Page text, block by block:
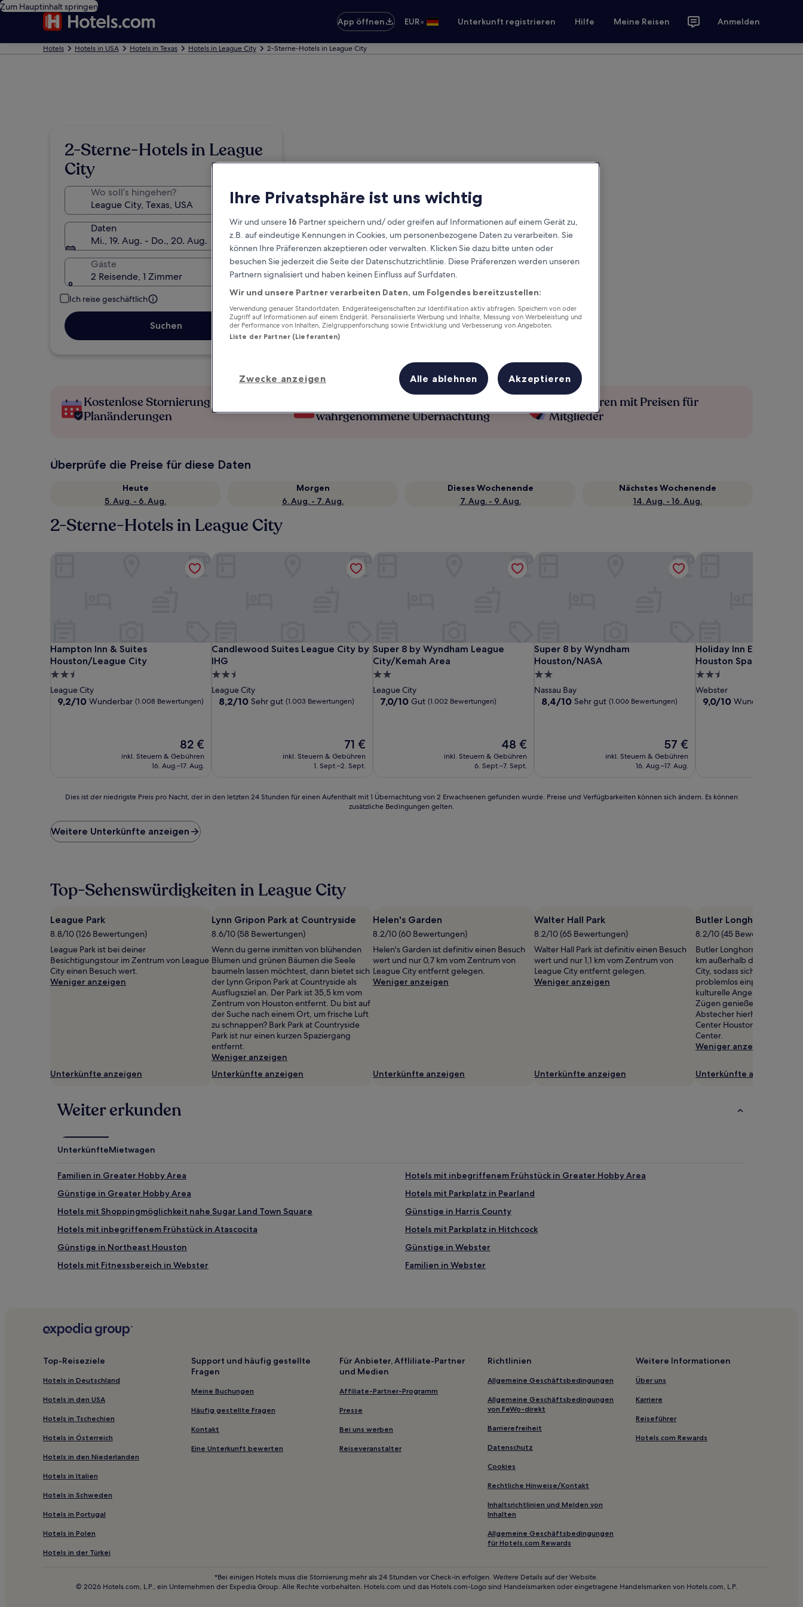
Zum Hauptinhalt springen
App öffnen
EUR• Unterkunft registrieren Hilfe Meine Reisen Anmelden
Hotels Hotels in USA Hotels in Texas Hotels in League City 2-Sterne-Hotels in League City
2-Sterne-Hotels in League
City
Wo soll’s hingehen?
Daten
Mi., 19. Aug. - Do., 20. Aug.
Gäste
2 Reisende, 1 Zimmer
Ich reise geschäftlich
Suchen
Kostenlose Stornierung bei
Planänderungen
wahrgenommene Übernachtung
Mehr sparen mit Preisen für
Mitglieder
Überprüfe die Preise für diese Daten
Heute
5. Aug. - 6. Aug.
Morgen
6. Aug. - 7. Aug.
Dieses Wochenende
7. Aug. - 9. Aug.
Nächstes Wochenende
14. Aug. - 16. Aug.
2-Sterne-Hotels in League City
Hampton Inn & Suites
Houston/League City
Hampton Inn & Suites Houston/League City
2.5-
Sterne-
Unterkunft
League City
9.2
9,2/10 Wunderbar (1.008 Bewertungen)
Der
Preis
beträgt
82 €
inkl. Steuern & Gebühren
16. Aug.–17. Aug.
Hampton Inn & Suites Houston/League City
Candlewood Suites League City by
IHG
Candlewood Suites League City by IHG
2.5-
Sterne-
Unterkunft
League City
8.2
8,2/10 Sehr gut (1.003 Bewertungen)
Der
Preis
beträgt
71 €
inkl. Steuern & Gebühren
1. Sept.–2. Sept.
Candlewood Suites League City by IHG
Super 8 by Wyndham League
City/Kemah Area
Super 8 by Wyndham League City/Kemah Area
2.0-
Sterne-
Unterkunft
League City
7.0
7,0/10 Gut (1.002 Bewertungen)
Der
Preis
beträgt
48 €
inkl. Steuern & Gebühren
6. Sept.–7. Sept.
Super 8 by Wyndham League City/Kemah Area
Super 8 by Wyndham
Houston/NASA
Super 8 by Wyndham Houston/NASA
2.0-
Sterne-
Unterkunft
Nassau Bay
8.4
8,4/10 Sehr gut (1.006 Bewertungen)
Der
Preis
beträgt
57 €
inkl. Steuern & Gebühren
16. Aug.–17. Aug.
Super 8 by Wyndham Houston/NASA
Holiday Inn Express
Houston Space Center
Holiday Inn Express
2.5-
Sterne-
Unterkunft
Webster
9.0
9,0/10 Wunderbar
der
niedrigste
Preis
in
den
24 Stunden
für
einen
Aufenthalt
mit
1 Übernachtung
von
ändern.
zusätzliche
Dies ist der niedrigste Preis pro Nacht, der in den letzten 24 Stunden für einen Aufenthalt mit 1 Übernachtung von 2 Erwachsenen gefunden wurde. Preise und Verfügbarkeiten können sich ändern. Es können
zusätzliche Bedingungen gelten.
Weitere Unterkünfte anzeigen
Top-Sehenswürdigkeiten in League City
League Park
8.8/10 (126 Bewertungen)
League Park ist bei deiner
Besichtigungstour im Zentrum von League
City einen Besuch wert.
Weniger anzeigen
Unterkünfte anzeigen
Lynn Gripon Park at Countryside
8.6/10 (58 Bewertungen)
Wenn du gerne inmitten von blühenden
Blumen und grünen Bäumen die Seele
baumeln lassen möchtest, dann bietet sich
der Lynn Gripon Park at Countryside als
Ausflugsziel an. Der Park ist 35,5 km vom
Zentrum von Houston entfernt. Du bist auf
der Suche nach einem Ort, um frische Luft
zu schnappen? Bark Park at Countryside
Park ist nur einen kurzen Spaziergang
entfernt.
Weniger anzeigen
Unterkünfte anzeigen
Helen's Garden
8.2/10 (60 Bewertungen)
Helen's Garden ist definitiv einen Besuch
wert und nur 0,7 km vom Zentrum von
League City entfernt gelegen.
Weniger anzeigen
Unterkünfte anzeigen
Walter Hall Park
8.2/10 (65 Bewertungen)
Walter Hall Park ist definitiv einen Besuch
wert und nur 1,1 km vom Zentrum von
League City entfernt gelegen.
Weniger anzeigen
Unterkünfte anzeigen
Butler Longhorn
8.2/10 (45 Bewertungen)
Butler Longhorn Museum
km außerhalb des Zentrums
City, sodass sich ein
problemlos einplanen lässt.
kulturelle Angebot in
Zügen genießen möchtest,
Abstecher hierhin: League
Center Houston und NASA
Center.
Weniger anzeigen
Unterkünfte anzeigen
Weiter erkunden
UnterkünfteMietwagen
Familien in Greater Hobby Area
Hotels mit inbegriffenem Frühstück in Greater Hobby Area
Günstige in Greater Hobby Area
Hotels mit Parkplatz in Pearland
Hotels mit Shoppingmöglichkeit nahe Sugar Land Town Square
Günstige in Harris County
Hotels mit inbegriffenem Frühstück in Atascocita
Hotels mit Parkplatz in Hitchcock
Günstige in Northeast Houston
Günstige in Webster
Hotels mit Fitnessbereich in Webster
Familien in Webster
Hotels mit Parkplatz in Rive-Nord
Haustierfreundliche in Crystal Beach
Hotels nahe University of Houston - Downtown
Hotels nahe MetroRail-Station Fannin South
Hotels nahe Houston Baptist University
South Central Houston: Hotels
Hotels nahe Lake Houston
Hotels nahe Houston City Hall
Memorial: Hotels
Hotels nahe Ensemble/HCC Station
Hotels nahe Golf Club of Houston
Garden Oaks: Hotels
Smith Point: Hotels
Hotels nahe Moody Mansion Museum
Booth: Hotels
Hotels nahe Zuma Fun Center South Houston
Port Bolivar Hotels
Top-Reiseziele
Hotels in Deutschland
Hotels in den USA
Hotels in Tschechien
Hotels in Österreich
Hotels in den Niederlanden
Hotels in Italien
Hotels in Schweden
Hotels in Portugal
Hotels in Polen
Hotels in der Türkei
Support und häufig gestellte
Fragen
Meine Buchungen
Häufig gestellte Fragen
Kontakt
Eine Unterkunft bewerten
Für Anbieter, Affliliate-Partner
und Medien
Affiliate-Partner-Programm
Presse
Bei uns werben
Reiseveranstalter
Richtlinien
Allgemeine Geschäftsbedingungen
Allgemeine Geschäftsbedingungen
von FeWo-direkt
Barrierefreiheit
Datenschutz
Cookies
Rechtliche Hinweise/Kontakt
Inhaltsrichtlinien und Melden von
Inhalten
Allgemeine Geschäftsbedingungen
für Hotels.com Rewards
Weitere Informationen
Über uns
Karriere
Reiseführer
Hotels.com Rewards
*Bei einigen Hotels muss die Stornierung mehr als 24 Stunden vor Check-in erfolgen. Weitere Details auf der Website.
© 2026 Hotels.com, L.P., ein Unternehmen der Expedia Group. Alle Rechte vorbehalten. Hotels.com und das Hotels.com-Logo sind Handelsmarken oder eingetragene Handelsmarken von Hotels.com, L.P.
Ihre Privatsphäre ist uns wichtig
Wir und unsere16 Partner speichern und/ oder greifen auf Informationen auf einem Gerät zu,
z.B. auf eindeutige Kennungen in Cookies, um personenbezogene Daten zu verarbeiten. Sie
können Ihre Präferenzen akzeptieren oder verwalten. Klicken Sie dazu bitte unten oder
besuchen Sie jederzeit die Seite der Datenschutzrichtlinie. Diese Präferenzen werden unseren
Partnern signalisiert und haben keinen Einfluss auf Surfdaten.
Wir und unsere Partner verarbeiten Daten, um Folgendes bereitzustellen:
Verwendung genauer Standortdaten. Endgeräteeigenschaften zur Identifikation aktiv abfragen. Speichern von oder
Zugriff auf Informationen auf einem Endgerät. Personalisierte Werbung und Inhalte, Messung von Werbeleistung und
der Performance von Inhalten, Zielgruppenforschung sowie Entwicklung und Verbesserung von Angeboten.
Liste der Partner (Lieferanten)
Zwecke anzeigen Alle ablehnen Akzeptieren